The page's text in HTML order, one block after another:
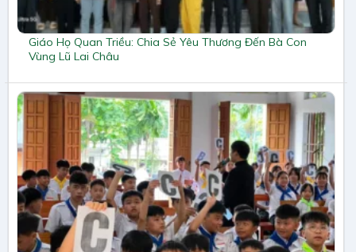
Giáo Họ Quan Triều: Chia Sẻ Yêu Thương Đến Bà Con
Vùng Lũ Lai Châu